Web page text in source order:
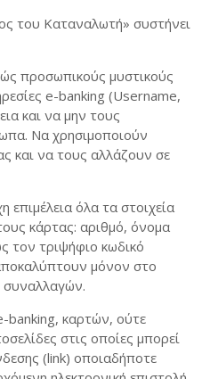
του Καταναλωτή» συστήνει
προσωπικούς μυστικούς
e-banking (Username,
και να μην τους
Να χρησιμοποιούν
και να τους αλλάζουν σε
όλα τα στοιχεία
κάρτας: αριθμό, όνομα
τον τριψήφιο κωδικό
μόνον στο
συναλλαγών.
banking, καρτών, ούτε
στις οποίες μπορεί
(link) οποιαδήποτε